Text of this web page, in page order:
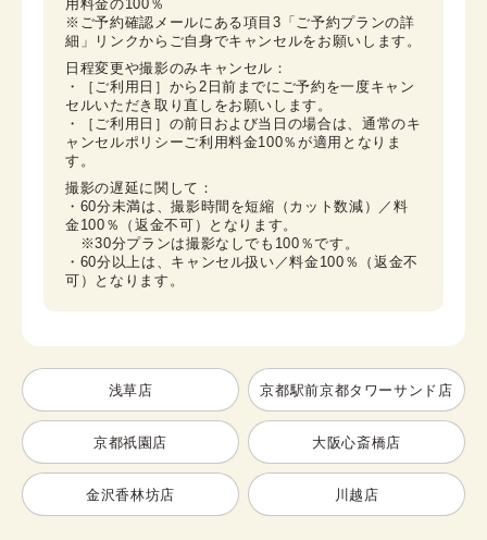
用料金の100％
※ご予約確認メールにある項目3「ご予約プランの詳
細」リンクからご自身でキャンセルをお願いします。
日程変更や撮影のみキャンセル：
・［ご利用日］から2日前までにご予約を一度キャン
セルいただき取り直しをお願いします。
・［ご利用日］の前日および当日の場合は、通常のキ
ャンセルポリシーご利用料金100％が適用となりま
す。
撮影の遅延に関して：
・60分未満は、撮影時間を短縮（カット数減）／料
金100％（返金不可）となります。
※30分プランは撮影なしでも100％です。
・60分以上は、キャンセル扱い／料金100％（返金不
可）となります。
浅草店 京都駅前京都タワーサンド店
京都祇園店 大阪心斎橋店
金沢香林坊店 川越店